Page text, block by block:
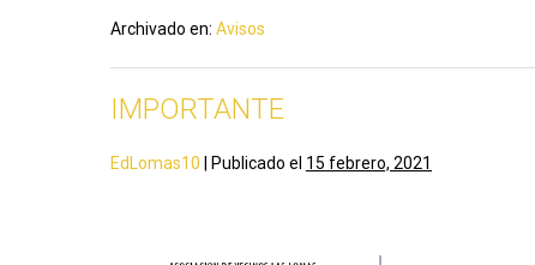
Archivado en: Avisos
IMPORTANTE
EdLomas10 Publicado el 15 febrero, 2021